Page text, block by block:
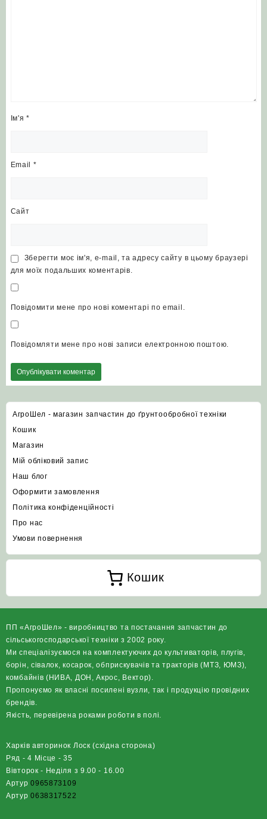
Ім'я *
Email *
Сайт
Зберегти моє ім'я, e-mail, та адресу сайту в цьому браузері
для моїх подальших коментарів.
Повідомити мене про нові коментарі по email.
Повідомляти мене про нові записи електронною поштою.
АгроШел - магазин запчастин до ґрунтообробної техніки
Кошик
Магазин
Мій обліковий запис
Наш блог
Оформити замовлення
Політика конфіденційності
Про нас
Умови повернення
Кошик
ПП «АгроШел» - виробництво та постачання запчастин до
сільськогосподарської техніки з 2002 року.
Ми спеціалізуємося на комплектуючих до культиваторів, плугів,
борін, сівалок, косарок, обприскувачів та тракторів (МТЗ, ЮМЗ),
комбайнів (НИВА, ДОН, Акрос, Вектор).
Пропонуємо як власні посилені вузли, так і продукцію провідних
брендів.
Якість, перевірена роками роботи в полі.
Харків авторинок Лоск (східна сторона)
Ряд - 4 Місце - 35
Вівторок - Неділя з 9.00 - 16.00
Артур0965873109
Артур0638317522